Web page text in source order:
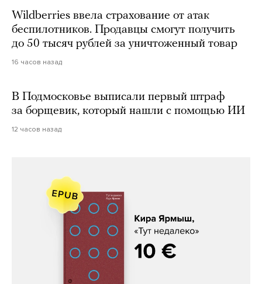
Wildberries ввела страхование от атак
беспилотников. Продавцы смогут получить
до 50 тысяч рублей за уничтоженный товар
16 часов назад
В Подмосковье выписали первый штраф
за борщевик, который нашли с помощью ИИ
12 часов назад